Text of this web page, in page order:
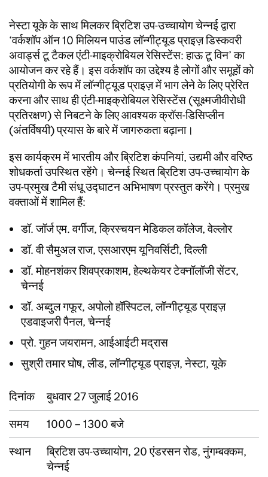
नेस्टा यूके के साथ मिलकर ब्रिटिश उप-उच्चायोग चेन्नई द्वारा
‘वर्कशॉप ऑन 10 मिलियन पाउंड लॉन्गीट्यूड प्राइज़ डिस्कवरी
अवार्ड्स टू टैकल एंटी-माइक्रोबियल रेसिस्टेंस: हाऊ टू विन’ का
आयोजन कर रहे हैं। इस वर्कशॉप का उद्देश्य है लोगों और समूहों को
प्रतियोगी के रूप में लॉन्गीट्यूड प्राइज़ में भाग लेने के लिए प्रेरित
करना और साथ ही एंटी-माइक्रोबियल रेसिस्टेंस (सूक्ष्मजीवीरोधी
प्रतिरक्षण) से निबटने के लिए आवश्यक क्रॉस-डिसिप्लीन
(अंतर्विषयी) प्रयास के बारे में जागरुकता बढ़ाना।
इस कार्यक्रम में भारतीय और ब्रिटिश कंपनियां, उद्यमी और वरिष्ठ
शोधकर्ता उपस्थित रहेंगे। चेन्नई स्थित ब्रिटिश उप-उच्चायोग के
उप-प्रमुख टैमी संधू उद्घाटन अभिभाषण प्रस्तुत करेंगे। प्रमुख
वक्ताओं में शामिल हैं:
डॉ. जॉर्ज एम. वर्गीज, क्रिस्चयन मेडिकल कॉलेज, वेल्लोर
डॉ. वी सैमुअल राज, एसआरएम यूनिवर्सिटी, दिल्ली
डॉ. मोहनशंकर शिवप्रकाशम, हेल्थकेयर टेक्नॉलॉजी सेंटर,
चेन्नई
डॉ. अब्दुल गफूर, अपोलो हॉस्पिटल, लॉन्गीट्यूड प्राइज़
एडवाइजरी पैनल, चेन्नई
प्रो. गुहन जयरामन, आईआईटी मद्रास
सुश्री तमार घोष, लीड, लॉन्गीट्यूड प्राइज़, नेस्टा, यूके
दिनांक
बुधवार 27 जुलाई 2016
समय
1000 – 1300 बजे
स्थान
ब्रिटिश उप-उच्चायोग, 20 एंडरसन रोड, नुंगम्बक्कम,
चेन्नई